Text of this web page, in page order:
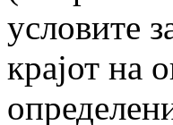
условите
крајот на